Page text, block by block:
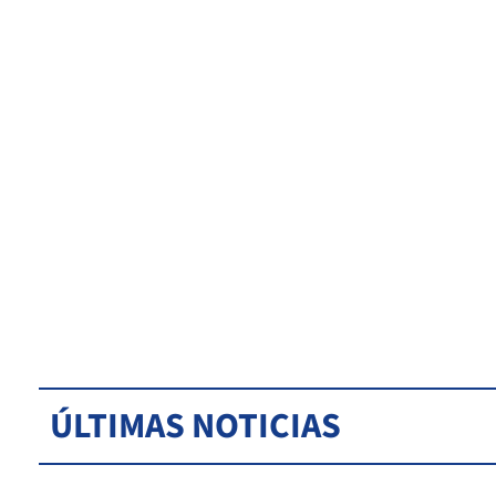
ÚLTIMAS NOTICIAS